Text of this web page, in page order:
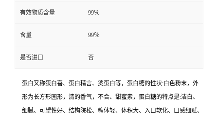
有效物质含量 99％
含量 99％
是否进口 否
蛋白又称蛋白喜、蛋白精言、烫蛋白等，蛋白糖的性状:白色粉末，外
形为长方形园形，清的香气，不合、甜蜜素，蛋白糖的特点是:洁白、
细腻、可望性好、结构院松、糖体轻、体积大、入口软化、口感细赋、